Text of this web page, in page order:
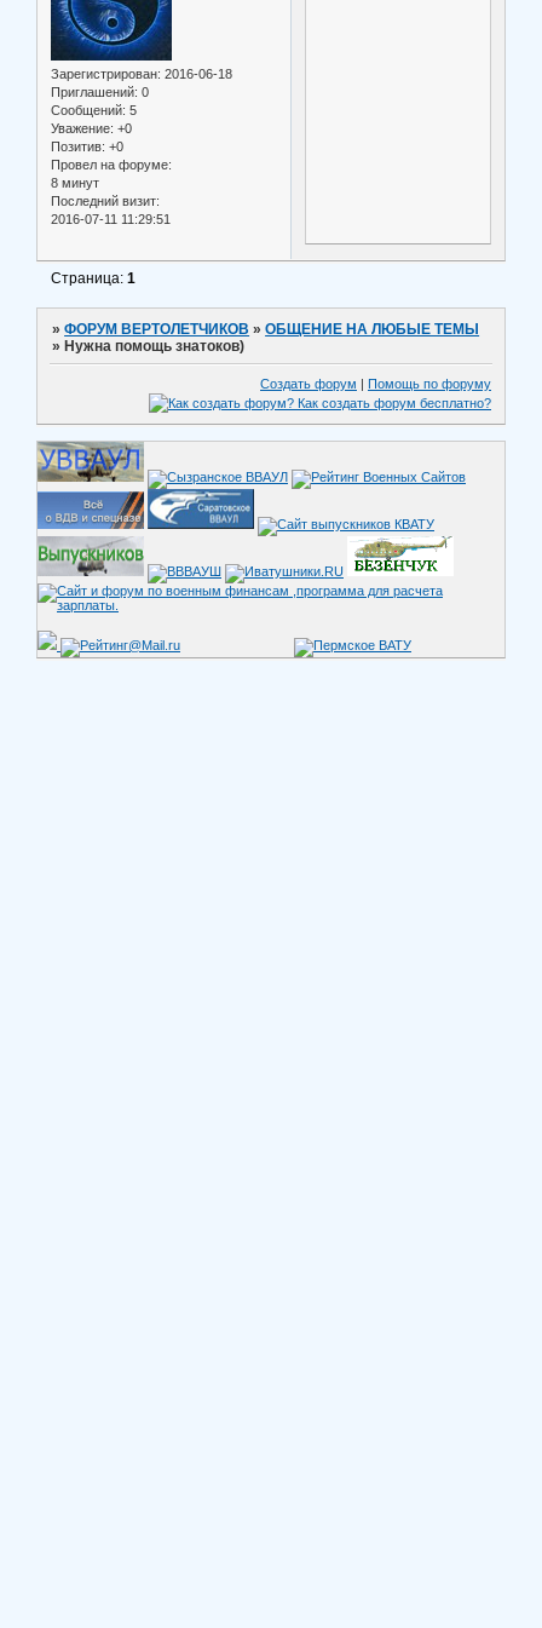
Зарегистрирован: 2016-06-18
Приглашений: 0
Сообщений: 5
Уважение: +0
Позитив: +0
Провел на форуме:
8 минут
Последний визит:
2016-07-11 11:29:51
Страница:1
»ФОРУМ ВЕРТОЛЕТЧИКОВ »ОБЩЕНИЕ НА ЛЮБЫЕ ТЕМЫ
»Нужна помощь знатоков)
Создать форум | Помощь по форуму